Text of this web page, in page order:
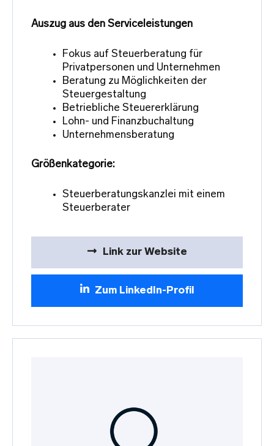
Auszug aus den Serviceleistungen
Fokus auf Steuerberatung für
Privatpersonen und Unternehmen
Beratung zu Möglichkeiten der
Steuergestaltung
Betriebliche Steuererklärung
Lohn- und Finanzbuchaltung
Unternehmensberatung
Größenkategorie:
Steuerberatungskanzlei mit einem
Steuerberater
Link zur Website
Zum LinkedIn-Profil